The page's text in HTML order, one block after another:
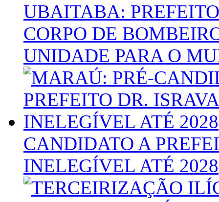
UBAITABA:
CORPO DE
UNIDADE PARA O
CANDIDATO A
INELEGÍVEL ATÉ 2028